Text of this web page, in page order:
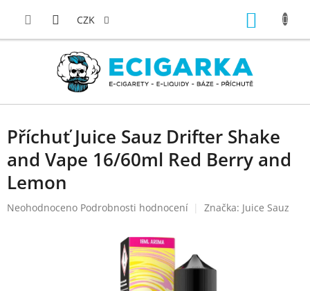
CZK
Příchuť Juice Sauz Drifter Shake
and Vape 16/60ml Red Berry and
Lemon
Průměrné
Neohodnoceno Podrobnosti hodnocení Značka: Juice Sauz